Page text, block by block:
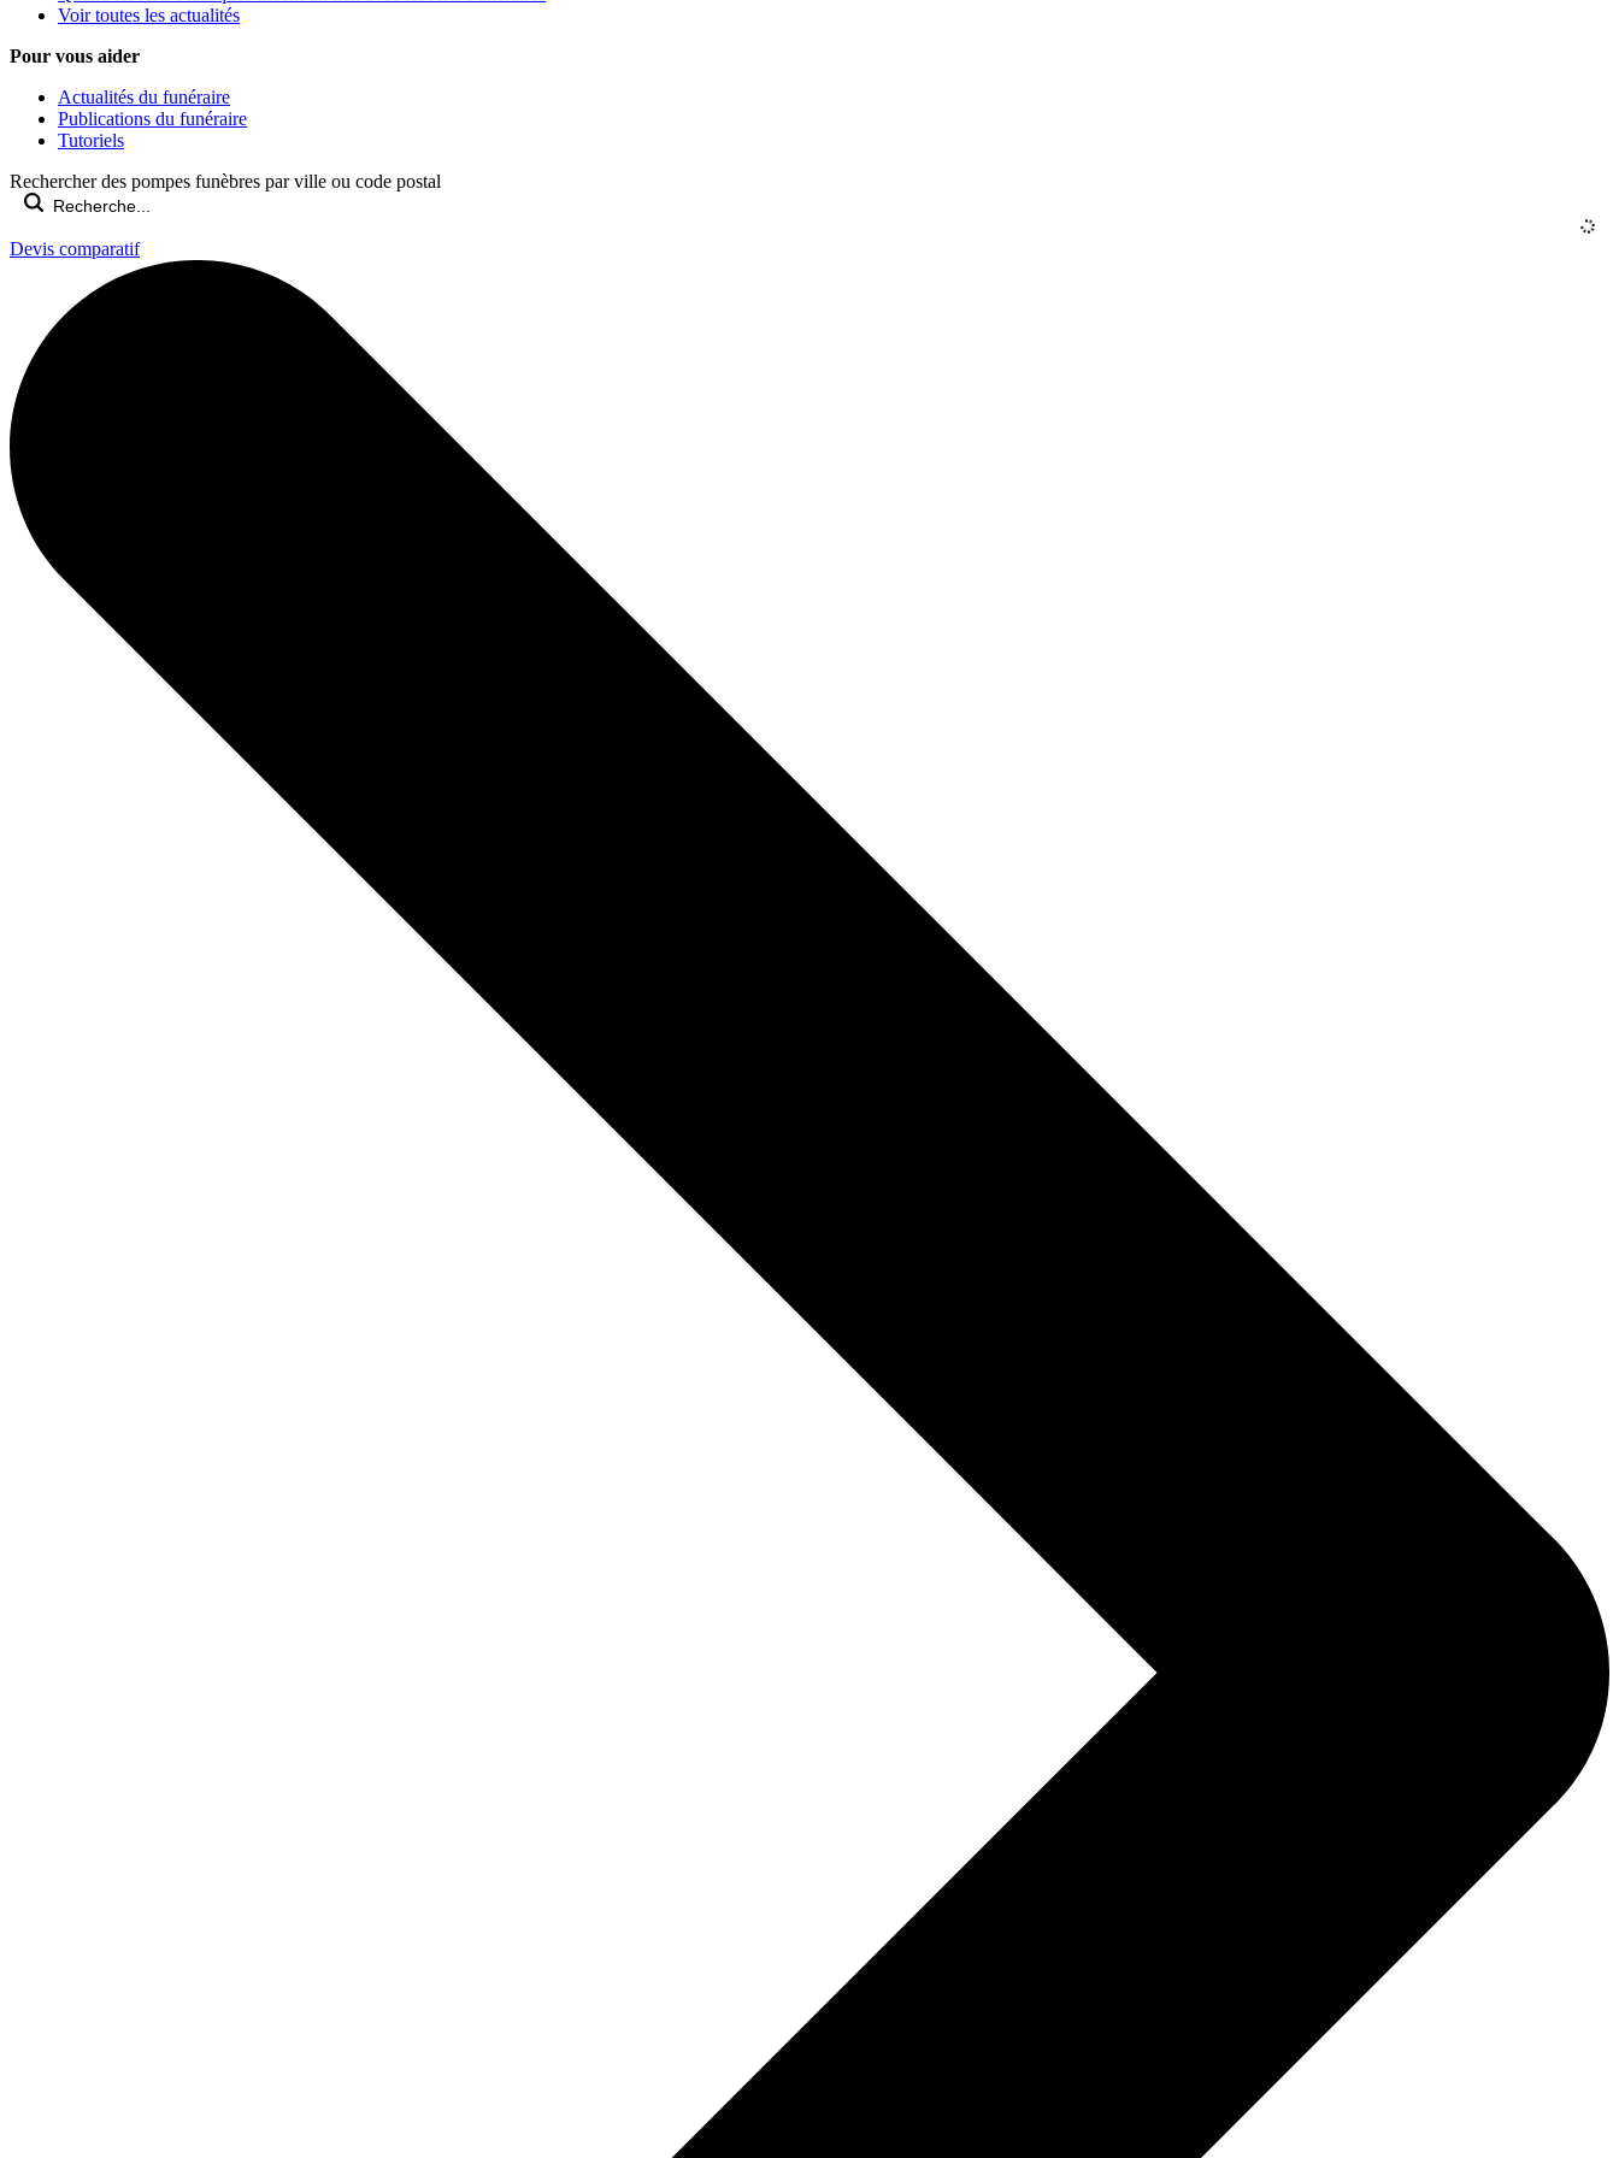
Voir toutes les actualités
Pour vous aider
Actualités du funéraire
Publications du funéraire
Tutoriels
Rechercher des pompes funèbres par ville ou code postal
Devis comparatif